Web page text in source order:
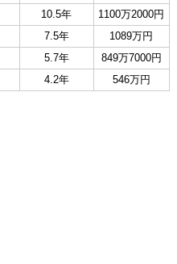
10.5年
1100万2000円
7.5年
1089万円
5.7年
849万7000円
4.2年 546万円